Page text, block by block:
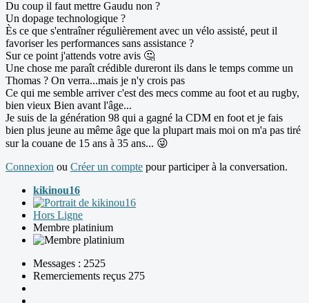
Du coup il faut mettre Gaudu non ?
Un dopage technologique ?
Ès ce que s'entraîner régulièrement avec un vélo assisté, peut il
favoriser les performances sans assistance ?
Sur ce point j'attends votre avis 🤔
Une chose me paraît crédible dureront ils dans le temps comme un
Thomas ? On verra...mais je n'y crois pas
Ce qui me semble arriver c'est des mecs comme au foot et au rugby,
bien vieux Bien avant l'âge...
Je suis de la génération 98 qui a gagné la CDM en foot et je fais
bien plus jeune au même âge que la plupart mais moi on m'a pas tiré
sur la couane de 15 ans à 35 ans... 😜
Connexion ou Créer un compte pour participer à la conversation.
kikinou16
Hors Ligne
Membre platinium
Messages : 2525
Remerciements reçus 275